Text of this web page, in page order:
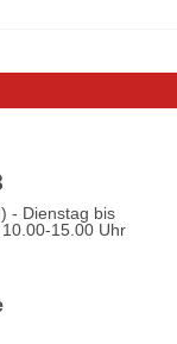
- Dienstag bis
15.00 Uhr